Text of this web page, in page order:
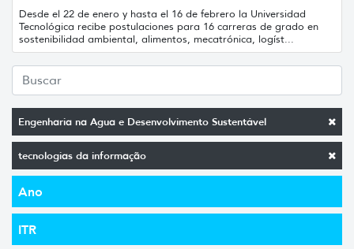
Engenharia na Agua e Desenvolvimento Sustentável
tecnologias da informação
Ano
ITR
Desde el 22 de enero y hasta el 16 de febrero la Universidad
Tecnológica recibe postulaciones para 16 carreras de grado en
sostenibilidad ambiental, alimentos, mecatrónica, logíst...